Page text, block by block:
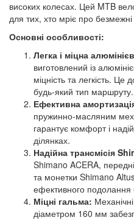
високих колесах. Цей MTB
для тих, хто мріє про
Основні особливості:
Легка і міцна
виготовлений із
міцність та легкість. Це
будь-який тип маршруту.
Ефективна
пружинно-масляним
гарантує комфорт і
ділянках.
Надійна трансмісія
Shimano ACERA,
та монетки Shimano
ефективного подолання
Міцні гальма:
діаметром 160 мм